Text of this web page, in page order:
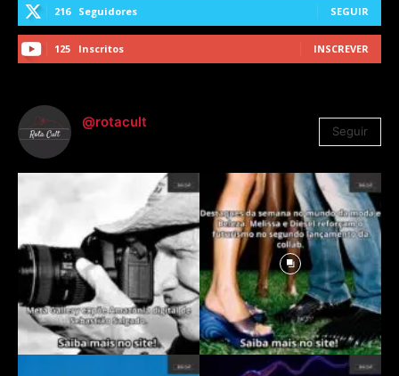
216 Seguidores SEGUIR
125 Inscritos INSCREVER
@rotacult
Seguir